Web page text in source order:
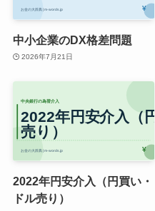
中小企業のDX格差問題
2026年7月21日
2022年円安介入（円買い・
ドル売り）